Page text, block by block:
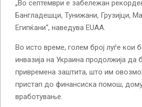
„Во септември е забележан
Бангладешци, Тунижани, Грузијци,
Египќани“, наведува EUAA.
Во исто време, голем број луѓе кои
инвазија на Украина продолжија да
привремена заштита, што им
пристап до финансиска помош,
вработување.